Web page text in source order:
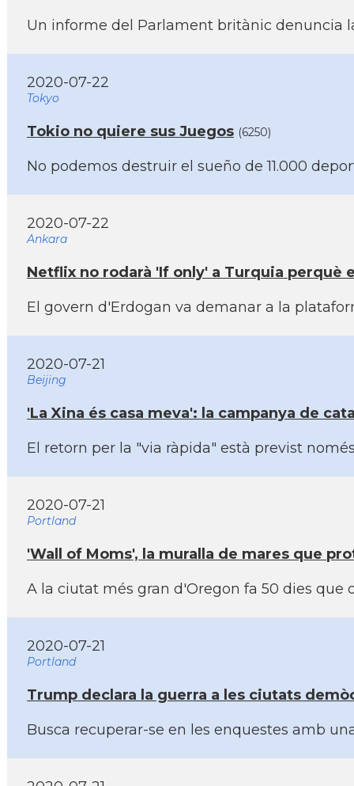
Un informe del Parlament britànic denuncia
2020-07-22
Tokyo
Tokio no quiere sus Juegos (6250)
No podemos destruir el sueño de 11.000
2020-07-22
Ankara
Netflix no rodarà 'If only' a Turquia perquè
El govern d'Erdogan va demanar a la
2020-07-21
Beijing
'La Xina és casa meva': la campanya de
El retorn per la "via ràpida" està previst
2020-07-21
Portland
'Wall of Moms', la muralla de mares que
A la ciutat més gran d'Oregon fa 50 dies
2020-07-21
Portland
Trump declara la guerra a les ciutats
Busca recuperar-se en les enquestes amb